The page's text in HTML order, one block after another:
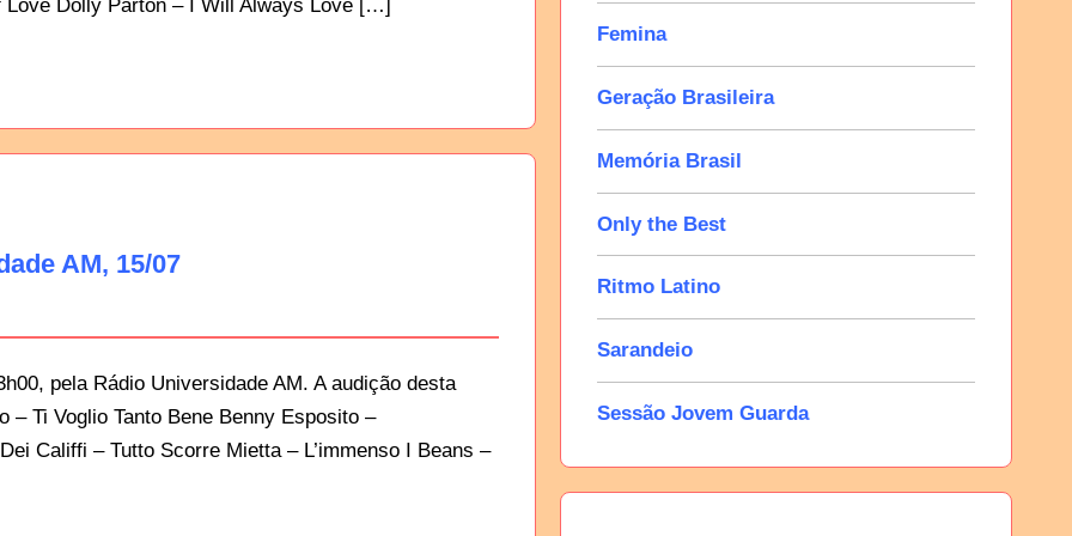
Dolly Parton – I Will Always Love […]
AM, 15/07
pela Rádio Universidade AM. A audição desta
Ti Voglio Tanto Bene Benny Esposito –
Califfi – Tutto Scorre Mietta – L’immenso I Beans –
Femina
Geração Brasileira
Memória Brasil
Only the Best
Ritmo Latino
Sarandeio
Sessão Jovem Guarda